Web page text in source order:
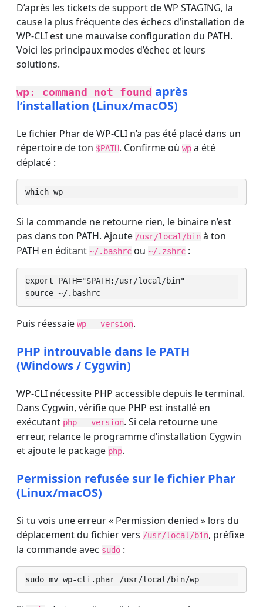
D’après les tickets de support de WP STAGING, la
cause la plus fréquente des échecs d’installation de
WP-CLI est une mauvaise configuration du PATH.
Voici les principaux modes d’échec et leurs
solutions.
wp: command not found après
l’installation (Linux/macOS)
Le fichier Phar de WP-CLI n’a pas été placé dans un
répertoire de ton $PATH. Confirme où wp a été
déplacé :
which wp
Si la commande ne retourne rien, le binaire n’est
pas dans ton PATH. Ajoute /usr/local/bin à ton
PATH en éditant ~/.bashrc ou ~/.zshrc :
export PATH="$PATH:/usr/local/bin"
source ~/.bashrc
Puis réessaie wp --version.
PHP introuvable dans le PATH
(Windows / Cygwin)
WP-CLI nécessite PHP accessible depuis le terminal.
Dans Cygwin, vérifie que PHP est installé en
exécutant php --version. Si cela retourne une
erreur, relance le programme d’installation Cygwin
et ajoute le package php.
Permission refusée sur le fichier Phar
(Linux/macOS)
Si tu vois une erreur « Permission denied » lors du
déplacement du fichier vers /usr/local/bin, préfixe
la commande avec sudo :
sudo mv wp-cli.phar /usr/local/bin/wp